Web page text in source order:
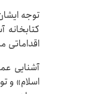
توجه
آشنایی
اسلام» و